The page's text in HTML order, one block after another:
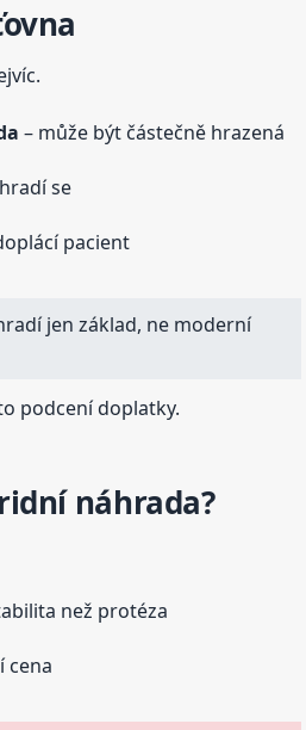
– může být částečně hrazená
se
pacient
jen základ, ne moderní
podcení doplatky.
náhrada?
než protéza
cena